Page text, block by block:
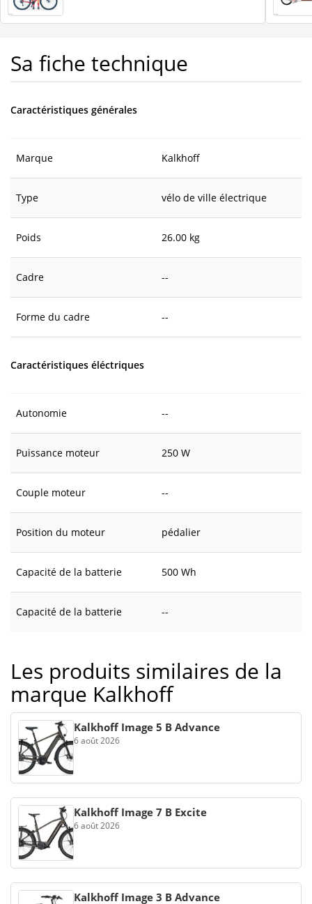
Sa fiche technique
Caractéristiques générales
Marque Kalkhoff
Type vélo de ville électrique
Poids 26.00 kg
Cadre --
Forme du cadre --
Caractéristiques éléctriques
Autonomie --
Puissance moteur 250 W
Couple moteur --
Position du moteur pédalier
Capacité de la batterie 500 Wh
Capacité de la batterie --
Les produits similaires de la
marque Kalkhoff
Kalkhoff Image 5 B Advance
6 août 2026
Kalkhoff Image 7 B Excite
6 août 2026
Kalkhoff Image 3 B Advance